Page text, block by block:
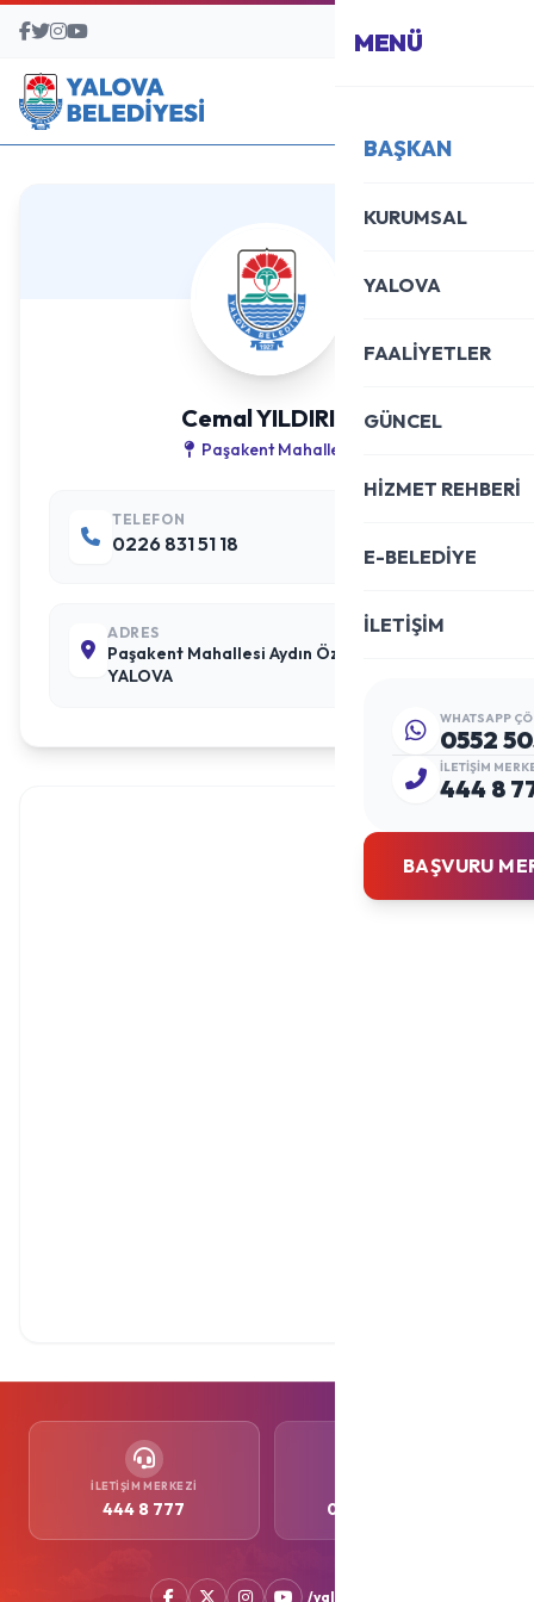
BAŞVURU MERKEZİ
MENÜ
BAŞKAN
KURUMSAL
YALOVA
FAALİYETLER
GÜNCEL
HİZMET REHBERİ
E-BELEDİYE
İLETİŞİM
WHATSAPP
0552
İLETIŞIM
444 8
BAŞVURU
Cemal YILDIRIM
Paşakent Mahallesi
TELEFON
0226 831 51 18
ADRES
Paşakent Mahallesi Aydın Özat Caddesi
YALOVA
İLETIŞIM MERKEZI
444 8 777 0552 505 77 77
/yalovabld